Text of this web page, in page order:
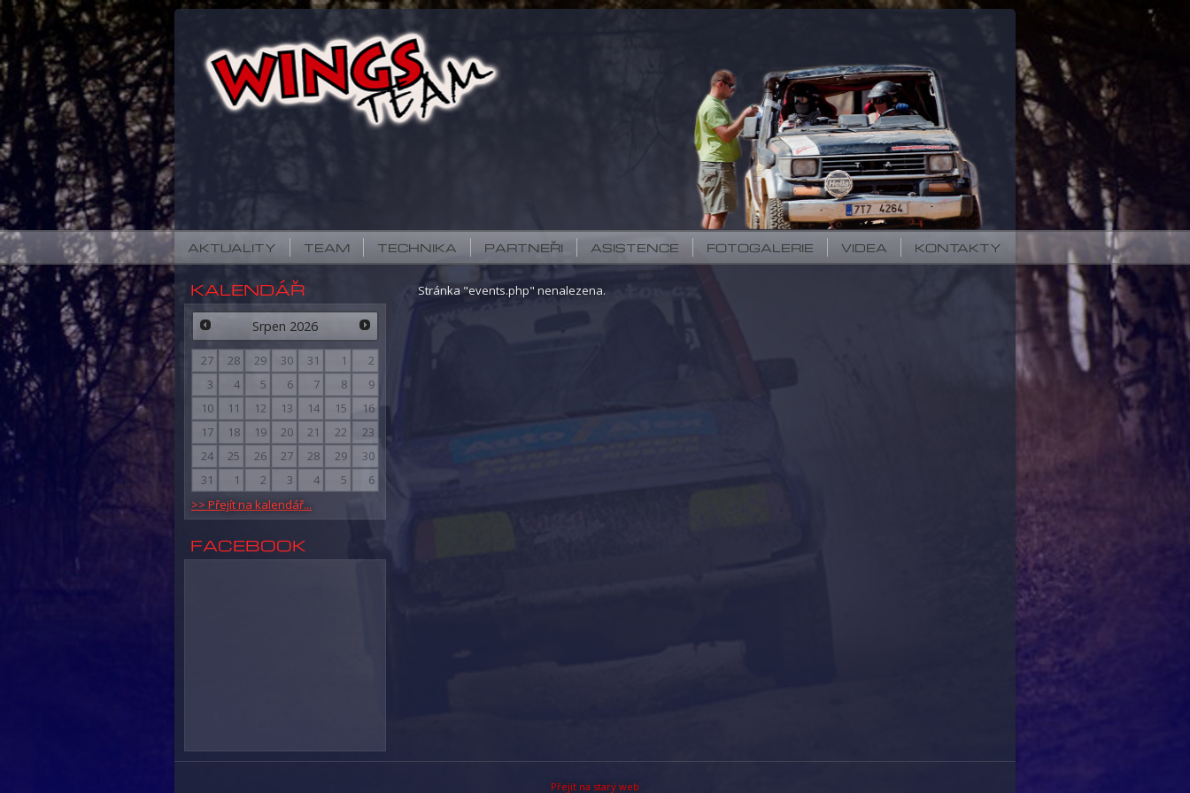
AKTUALITY TEAM TECHNIKA PARTNEŘI ASISTENCE FOTOGALERIE VIDEA KONTAKTY
KALENDÁŘ
Srpen 2026
27 28 29 30 31 1
2
3
4 5 6 7 8
9
10
11 12 13 14 15
16
17
18 19 20 21 22
23
24
25 26 27 28 29
30
31
1 2 3 4 5
6
>> Přejít na kalendář...
FACEBOOK
Stránka "events.php" nenalezena.
Přejít na starý web